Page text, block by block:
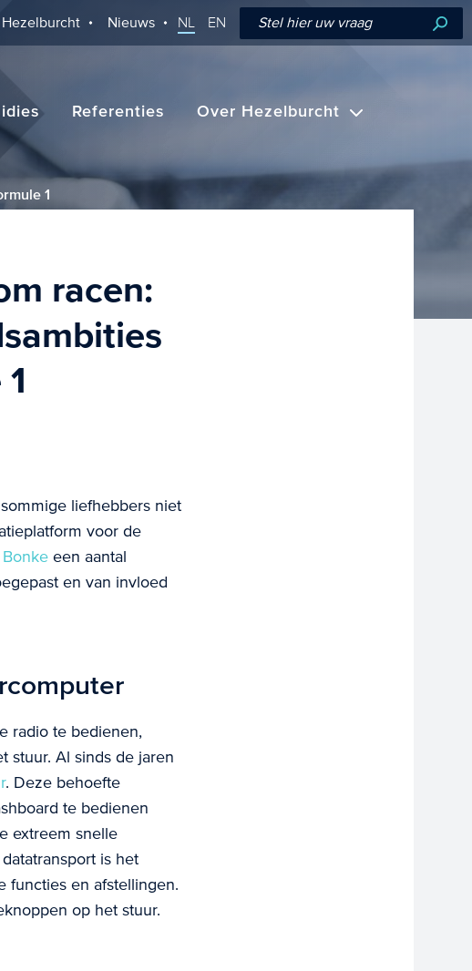
Nieuws NL EN
Referenties Over Hezelburcht
1
racen:
liefhebbers niet
voor de
een aantal
en van invloed
radio te bedienen,
stuur. Al sinds de jaren
. Deze behoefte
te bedienen
extreem snelle
is het
functies en afstellingen.
op het stuur.